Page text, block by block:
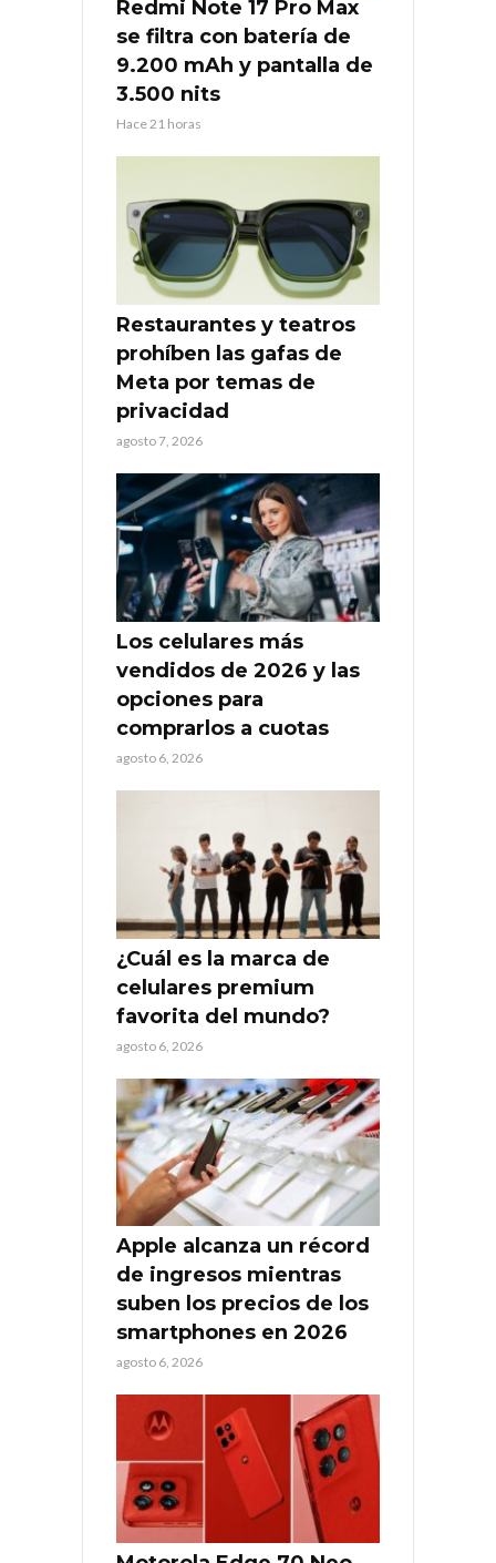
Redmi Note 17 Pro Max
se filtra con batería de
9.200 mAh y pantalla de
3.500 nits
Hace 21 horas
Restaurantes y teatros
prohíben las gafas de
Meta por temas de
privacidad
agosto 7, 2026
Los celulares más
vendidos de 2026 y las
opciones para
comprarlos a cuotas
agosto 6, 2026
¿Cuál es la marca de
celulares premium
favorita del mundo?
agosto 6, 2026
Apple alcanza un récord
de ingresos mientras
suben los precios de los
smartphones en 2026
agosto 6, 2026